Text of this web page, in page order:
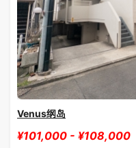
Venus纲岛
¥101,000 - ¥108,000